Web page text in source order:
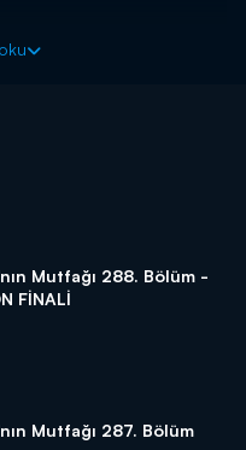
Arda’nın Mutfağı
Mutfağı 288. Bölüm -
FİNALİ
Mutfağı 287. Bölüm